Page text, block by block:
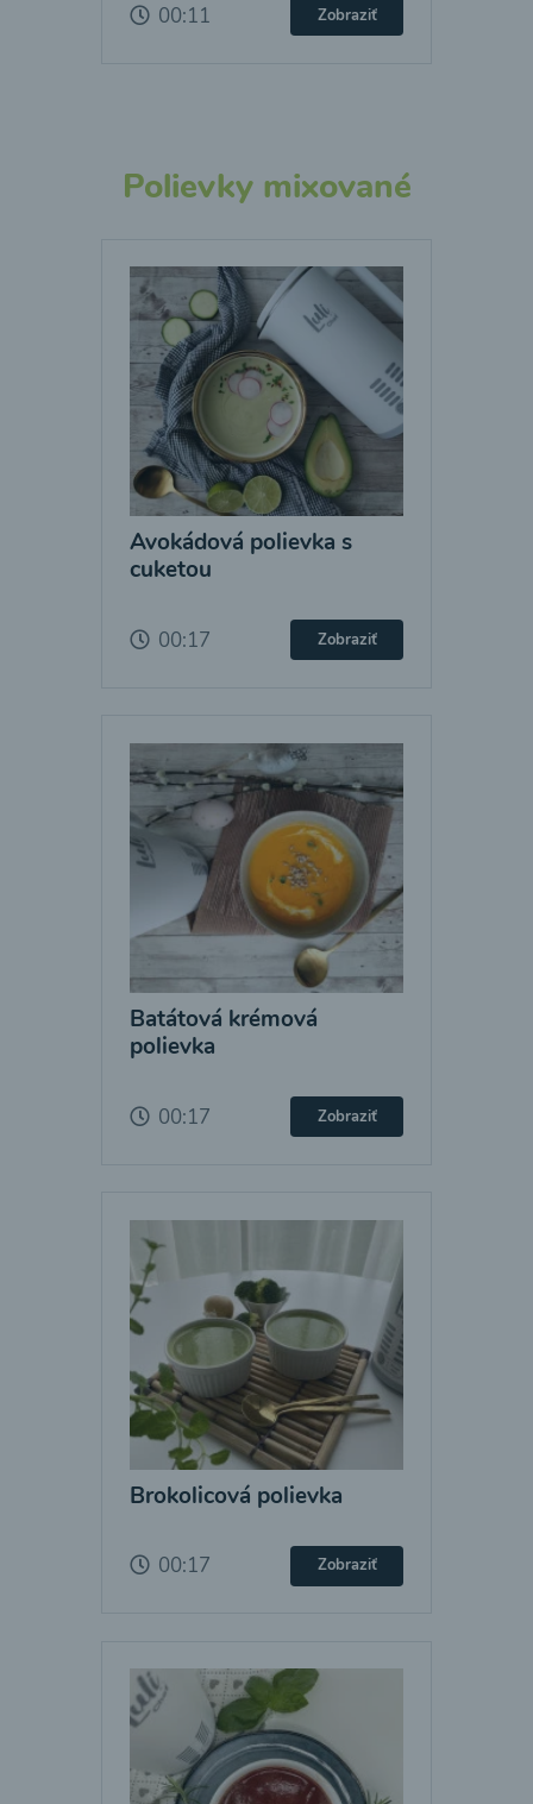
00:11 Zobraziť
Polievky mixované
Avokádová polievka s
cuketou
00:17 Zobraziť
Batátová krémová
polievka
00:17 Zobraziť
Brokolicová polievka
00:17 Zobraziť